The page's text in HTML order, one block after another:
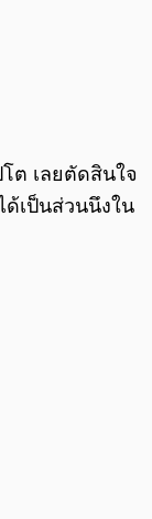
ต เลยตัดสินใจ
ด้เป็นส่วนนึงใน